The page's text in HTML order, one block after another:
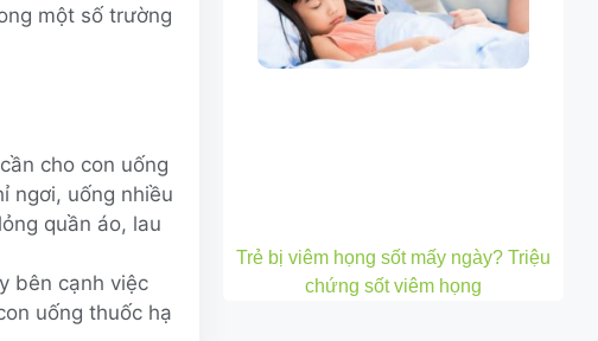
một số trường
cho con uống
ngơi, uống nhiều
quần áo, lau
bên cạnh việc
uống thuốc hạ
Trẻ bị viêm họng sốt mấy ngày? Triệu
chứng sốt viêm họng